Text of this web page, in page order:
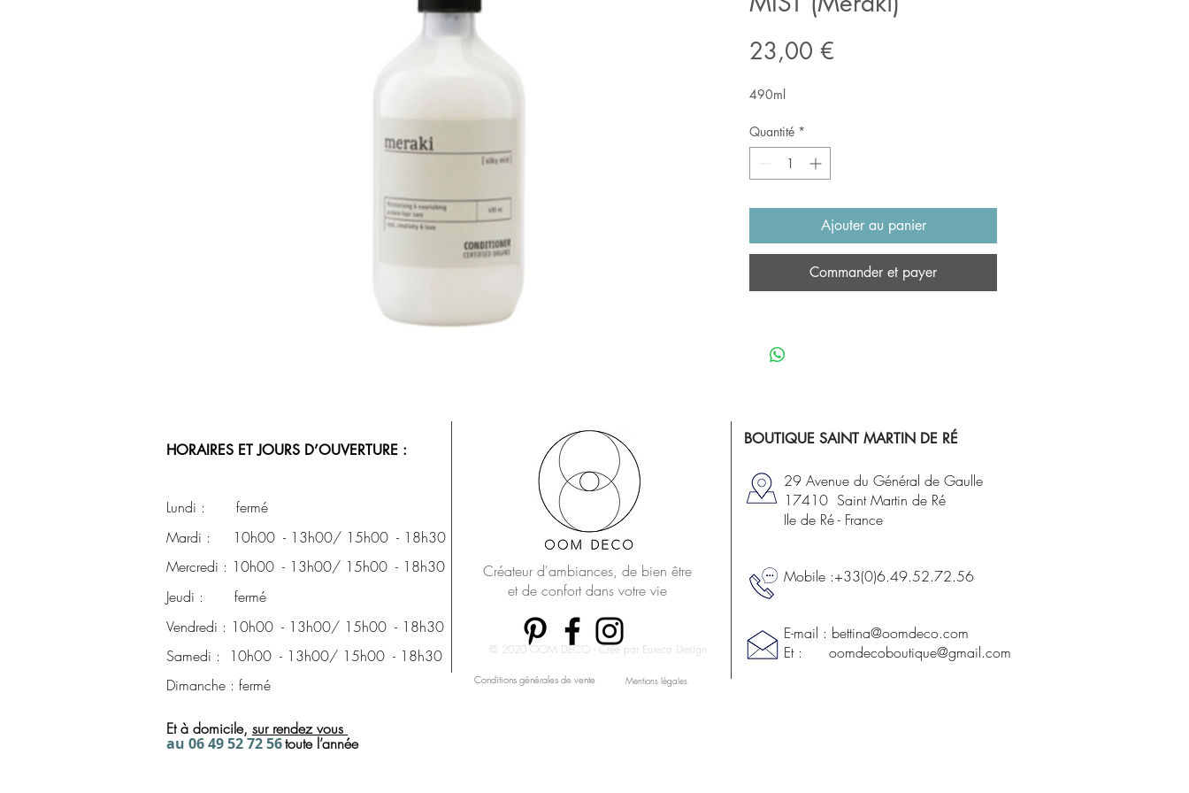
23,00 €
490ml
Quantité *
Ajouter au panier
Commander et payer
HORAIRES ET JOURS D’OUVERTURE :
Lundi : fermé
Mardi : 10h00 - 13h00/ 15h00 - 18h30
Mercredi : 10h00 - 13h00/ 15h00 - 18h30
Jeudi : fermé
Vendredi : 10h00 - 13h00/ 15h00 - 18h30
Samedi : 10h00 - 13h00/ 15h00 - 18h30
Dimanche : fermé
Et à domicile, sur rendezvous
au 06 49 52 7256toute l’année
Créateur d'ambiances, de bien être
et de confort dans votre vie
© 2020 OOM DECO - Créé par Eureca Design
Conditions générales de vente Mentions légales
BOUTIQUE SAINT MARTIN DE RÉ
29 Avenue du Général de Gaulle
17410 Saint Martin de Ré
Ile de Ré - France
Mobile :+33(0)6.49.52.72.56
E-mail : bettina@oomdeco.com
Et : oomdecoboutique@gmail.com